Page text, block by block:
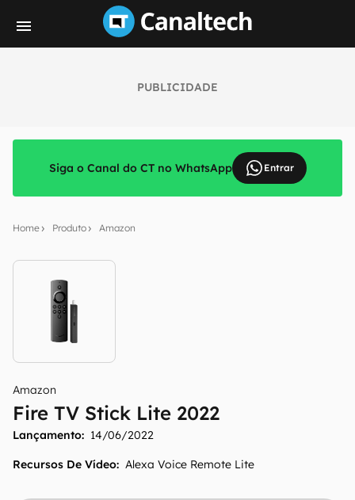
PUBLICIDADE
Siga o Canal do CT no WhatsApp Entrar
Home Produto Amazon
Amazon
Fire TV Stick Lite 2022
Lançamento: 14/06/2022
Recursos De Vídeo: Alexa Voice Remote Lite